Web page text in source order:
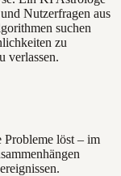
Nutzerfragen aus
suchen
zu
verlassen.
Probleme löst – im